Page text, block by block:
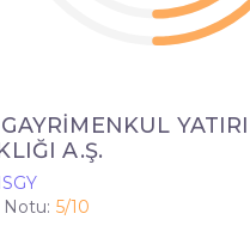
A.Ş.
5/10